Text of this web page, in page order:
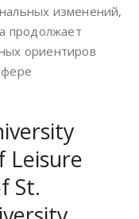
изменений,
продолжает
ориентиров
Leisure
St.